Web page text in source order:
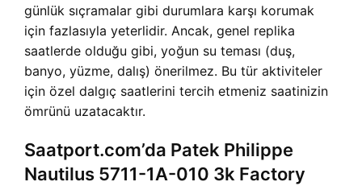
günlük sıçramalar gibi durumlara karşı korumak
için fazlasıyla yeterlidir. Ancak, genel replika
saatlerde olduğu gibi, yoğun su teması (duş,
banyo, yüzme, dalış) önerilmez. Bu tür aktiviteler
için özel dalgıç saatlerini tercih etmeniz saatinizin
ömrünü uzatacaktır.
Saatport.com’da Patek Philippe
Nautilus 5711-1A-010 3k Factory